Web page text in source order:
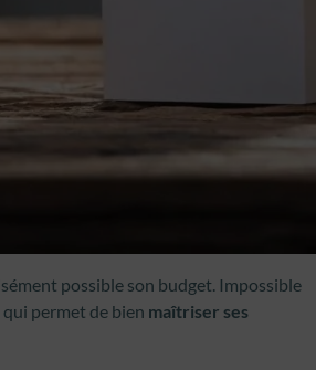
possible son budget. Impossible
permet de bien maîtriser ses